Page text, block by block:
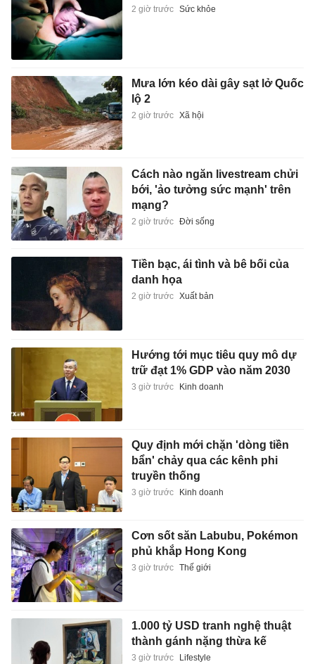
2 giờ trước Sức khỏe
Mưa lớn kéo dài gây sạt lở Quốc
lộ 2
2 giờ trước Xã hội
Cách nào ngăn livestream chửi
bới, 'ảo tưởng sức mạnh' trên
mạng?
2 giờ trước Đời sống
Tiền bạc, ái tình và bê bối của
danh họa
2 giờ trước Xuất bản
Hướng tới mục tiêu quy mô dự
trữ đạt 1% GDP vào năm 2030
3 giờ trước Kinh doanh
Quy định mới chặn 'dòng tiền
bẩn' chảy qua các kênh phi
truyền thống
3 giờ trước Kinh doanh
Cơn sốt săn Labubu, Pokémon
phủ khắp Hong Kong
3 giờ trước Thế giới
1.000 tỷ USD tranh nghệ thuật
thành gánh nặng thừa kế
3 giờ trước Lifestyle